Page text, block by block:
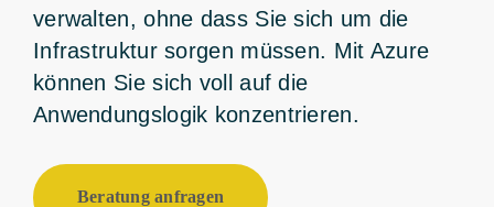
verwalten, ohne dass Sie sich um die
Infrastruktur sorgen müssen. Mit Azure
können Sie sich voll auf die
Anwendungslogik konzentrieren.
Beratung anfragen